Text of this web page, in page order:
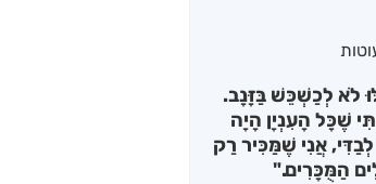
לֹא לְכַשְׁכֵּשׁ בַּזָּנָב.
שֶׁכָּל הָעִנְיָן הָיָה
אֲנִי שֶׁמַּכִּיר רַק
הַמֻּכָּרִים."